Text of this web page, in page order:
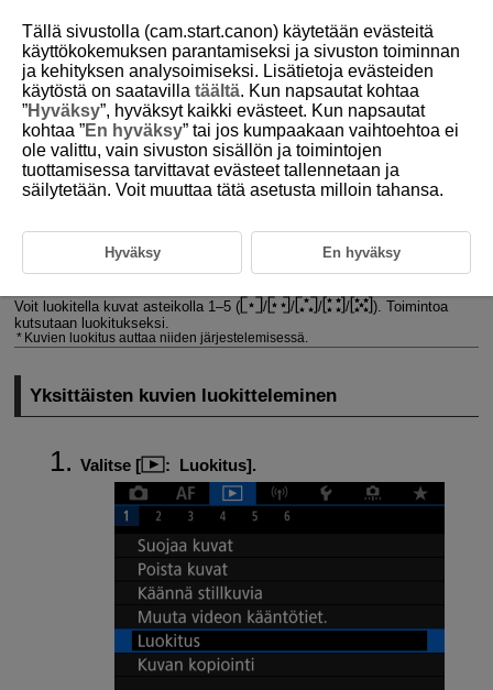
D180-148
Kuvien luokitus
Yksittäisten kuvien luokitteleminen
Luokitus määrittämällä alue
Voit luokitella kuvat asteikolla 1–5 ( / / / /
). Toimintoa
kutsutaan luokitukseksi.
Kuvien luokitus auttaa niiden järjestelemisessä.
Yksittäisten kuvien luokitteleminen
Valitse [ : Luokitus].
Tällä sivustolla (cam.start.canon) käytetään evästeitä
käyttökokemuksen parantamiseksi ja sivuston toiminnan
ja kehityksen analysoimiseksi. Lisätietoja evästeiden
käytöstä on saatavilla täältä. Kun napsautat kohtaa
”Hyväksy”, hyväksyt kaikki evästeet. Kun napsautat
kohtaa ”En hyväksy” tai jos kumpaakaan vaihtoehtoa ei
ole valittu, vain sivuston sisällön ja toimintojen
tuottamisessa tarvittavat evästeet tallennetaan ja
säilytetään. Voit muuttaa tätä asetusta milloin tahansa.
Hyväksy En hyväksy